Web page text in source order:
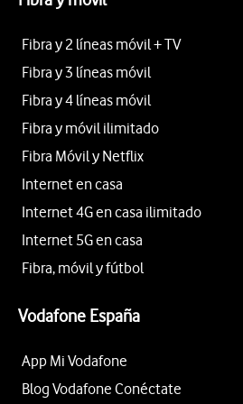
Fibra y 2 líneas móvil + TV
Fibra y 3 líneas móvil
Fibra y 4 líneas móvil
Fibra y móvil ilimitado
Fibra Móvil y Netflix
Internet en casa
Internet 4G en casa ilimitado
Internet 5G en casa
Fibra, móvil y fútbol
Vodafone España
App Mi Vodafone
Blog Vodafone Conéctate